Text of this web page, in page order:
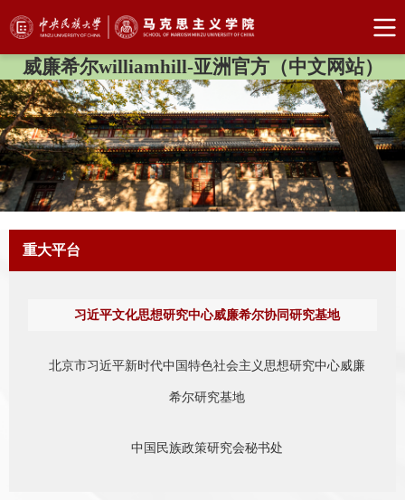
威廉希尔williamhill-亚洲官方（中文网站）
重大平台
习近平文化思想研究中心威廉希尔协同研究基地
北京市习近平新时代中国特色社会主义思想研究中心威廉
希尔研究基地
中国民族政策研究会秘书处